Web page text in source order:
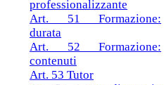
professionalizzante
Art. 51 Formazione:
durata
Art. 52 Formazione:
contenuti
Art. 53 Tutor